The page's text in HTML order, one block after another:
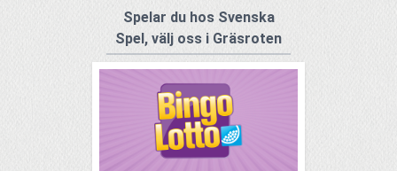
Spelar du hos Svenska
Spel, välj oss i Gräsroten